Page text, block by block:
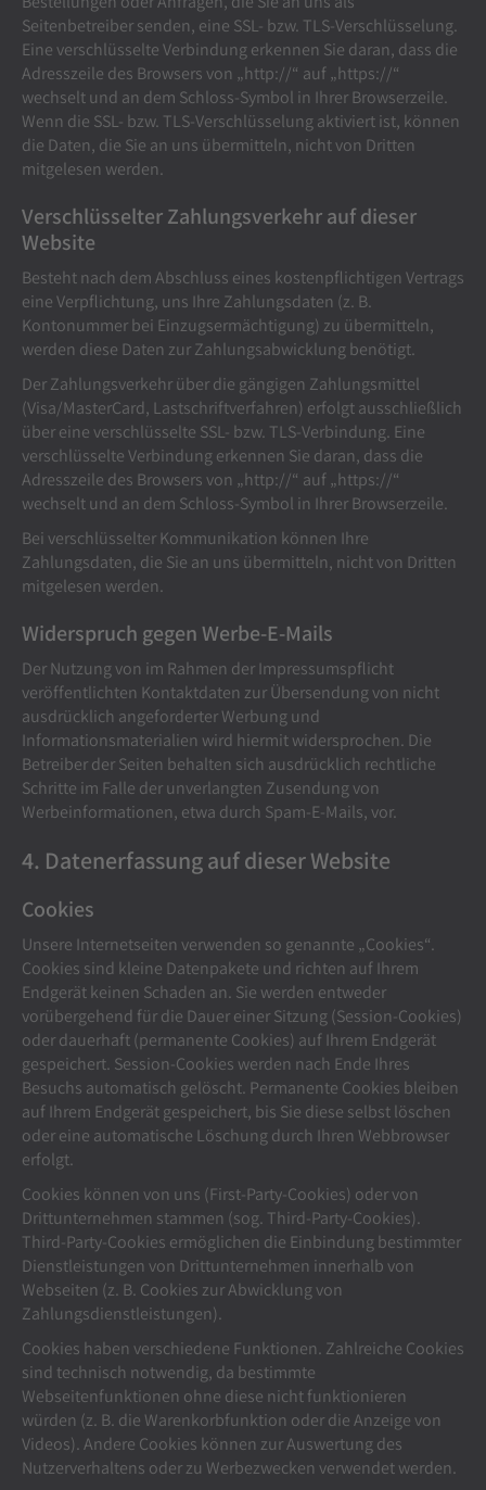
Seitenbetreiber senden, eine SSL- bzw. TLS-Verschlüsselung.
Eine verschlüsselte Verbindung erkennen Sie daran, dass die
Adresszeile des Browsers von „http://“ auf „https://“
wechselt und an dem Schloss-Symbol in Ihrer Browserzeile.
Wenn die SSL- bzw. TLS-Verschlüsselung aktiviert ist, können
die Daten, die Sie an uns übermitteln, nicht von Dritten
mitgelesen werden.
Verschlüsselter Zahlungsverkehr auf dieser
Website
Besteht nach dem Abschluss eines kostenpflichtigen Vertrags
eine Verpflichtung, uns Ihre Zahlungsdaten (z. B.
Kontonummer bei Einzugsermächtigung) zu übermitteln,
werden diese Daten zur Zahlungsabwicklung benötigt.
Der Zahlungsverkehr über die gängigen Zahlungsmittel
(Visa/MasterCard, Lastschriftverfahren) erfolgt ausschließlich
über eine verschlüsselte SSL- bzw. TLS-Verbindung. Eine
verschlüsselte Verbindung erkennen Sie daran, dass die
Adresszeile des Browsers von „http://“ auf „https://“
wechselt und an dem Schloss-Symbol in Ihrer Browserzeile.
Bei verschlüsselter Kommunikation können Ihre
Zahlungsdaten, die Sie an uns übermitteln, nicht von Dritten
mitgelesen werden.
Widerspruch gegen Werbe-E-Mails
Der Nutzung von im Rahmen der Impressumspflicht
veröffentlichten Kontaktdaten zur Übersendung von nicht
ausdrücklich angeforderter Werbung und
Informationsmaterialien wird hiermit widersprochen. Die
Betreiber der Seiten behalten sich ausdrücklich rechtliche
Schritte im Falle der unverlangten Zusendung von
Werbeinformationen, etwa durch Spam-E-Mails, vor.
4. Datenerfassung auf dieser Website
Cookies
Unsere Internetseiten verwenden so genannte „Cookies“.
Cookies sind kleine Datenpakete und richten auf Ihrem
Endgerät keinen Schaden an. Sie werden entweder
vorübergehend für die Dauer einer Sitzung (Session-Cookies)
oder dauerhaft (permanente Cookies) auf Ihrem Endgerät
gespeichert. Session-Cookies werden nach Ende Ihres
Besuchs automatisch gelöscht. Permanente Cookies bleiben
auf Ihrem Endgerät gespeichert, bis Sie diese selbst löschen
oder eine automatische Löschung durch Ihren Webbrowser
erfolgt.
Cookies können von uns (First-Party-Cookies) oder von
Drittunternehmen stammen (sog. Third-Party-Cookies).
Third-Party-Cookies ermöglichen die Einbindung bestimmter
Dienstleistungen von Drittunternehmen innerhalb von
Webseiten (z. B. Cookies zur Abwicklung von
Zahlungsdienstleistungen).
Cookies haben verschiedene Funktionen. Zahlreiche Cookies
sind technisch notwendig, da bestimmte
Webseitenfunktionen ohne diese nicht funktionieren
würden (z. B. die Warenkorbfunktion oder die Anzeige von
Videos). Andere Cookies können zur Auswertung des
Nutzerverhaltens oder zu Werbezwecken verwendet werden.